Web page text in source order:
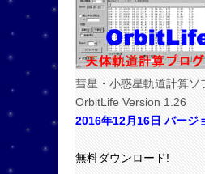
彗星・小惑星軌道計算ソ
OrbitLife Version 1.26
2016年12月16日 バージ
無料ダウンロード!